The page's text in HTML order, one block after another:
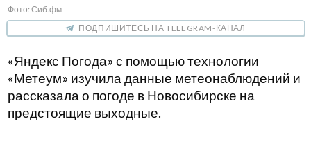
Фото: Сиб.фм
ПОДПИШИТЕСЬ НА TELEGRAM-КАНАЛ
«Яндекс Погода» с помощью технологии
«Метеум» изучила данные метеонаблюдений и
рассказала о погоде в Новосибирске на
предстоящие выходные.